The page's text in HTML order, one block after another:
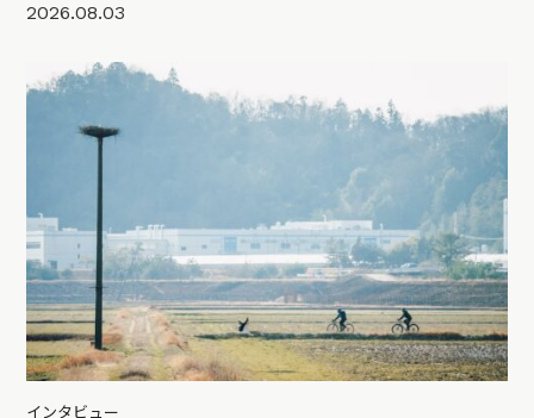
2026.08.03
インタビュー